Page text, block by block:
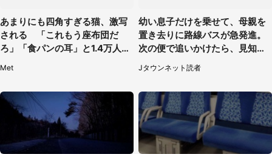
あまりにも四角すぎる猫、激写
される 「これもう座布団だ
ろ」「食パンの耳」と1.4万人困
Met
幼い息子だけを乗せて、母親を
置き去りに路線バスが急発進。
次の便で追いかけたら、見知ら
ぬ若い女性が（京都府・60代女
性）
Jタウンネット読者